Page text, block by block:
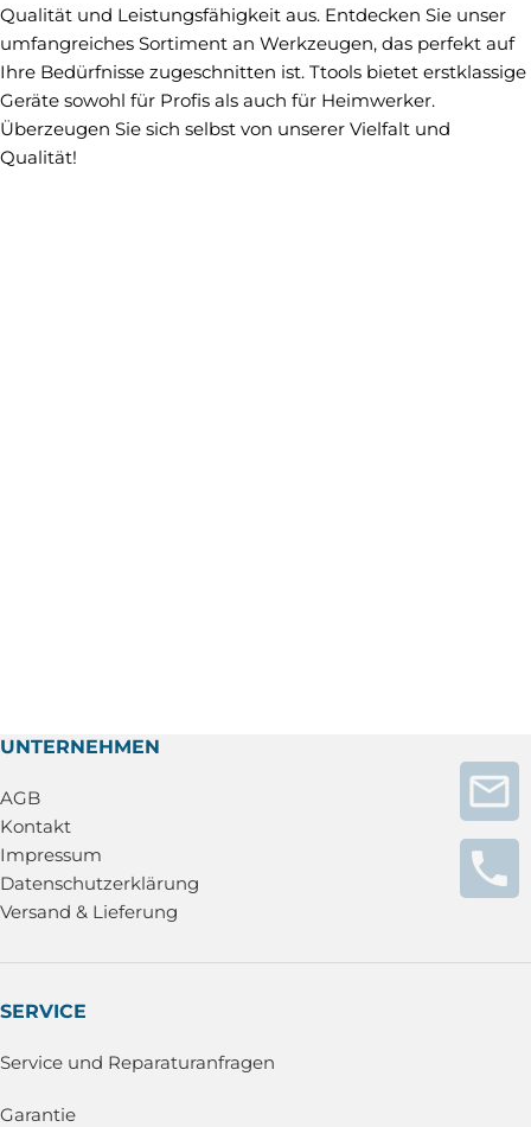
Qualität und Leistungsfähigkeit aus. Entdecken Sie unser
umfangreiches Sortiment an Werkzeugen, das perfekt auf
Ihre Bedürfnisse zugeschnitten ist. Ttools bietet erstklassige
Geräte sowohl für Profis als auch für Heimwerker.
Überzeugen Sie sich selbst von unserer Vielfalt und
Qualität!
UNTERNEHMEN
AGB
Kontakt
Impressum
Datenschutzerklärung
Versand & Lieferung
SERVICE
Service und Reparaturanfragen
Garantie